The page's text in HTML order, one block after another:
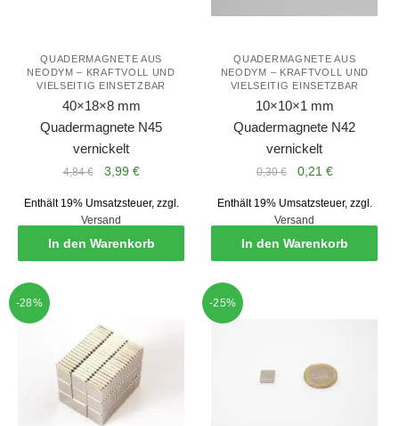
QUADERMAGNETE AUS
NEODYM – KRAFTVOLL UND
VIELSEITIG EINSETZBAR
40×18×8 mm
Quadermagnete N45
vernickelt
4,84€
Ursprünglicher
war:
4,84 €
3,99 €Aktueller
ist:
3,99 €.
Enthält 19% Umsatzsteuer, zzgl.
Versand
In den Warenkorb
QUADERMAGNETE AUS
NEODYM – KRAFTVOLL UND
VIELSEITIG EINSETZBAR
10×10×1 mm
Quadermagnete N42
vernickelt
0,30€
Ursprünglicher
war:
0,30 €
0,21 €Aktueller
ist:
0,21 €.
Enthält 19% Umsatzsteuer, zzgl.
Versand
In den Warenkorb
-28% -25%